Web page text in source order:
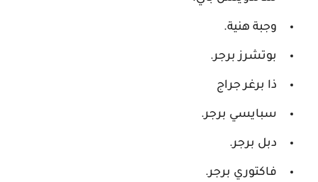
وجبة هنية.
بوتشرز برجر.
ذا برغر جراج
سبايسي برجر.
دبل برجر.
فاكتوري برجر.